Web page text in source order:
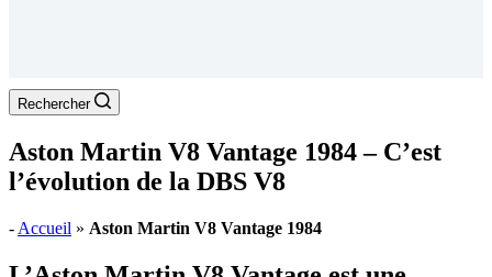
Rechercher
Aston Martin V8 Vantage 1984 – C’est
l’évolution de la DBS V8
- Accueil » Aston Martin V8 Vantage 1984